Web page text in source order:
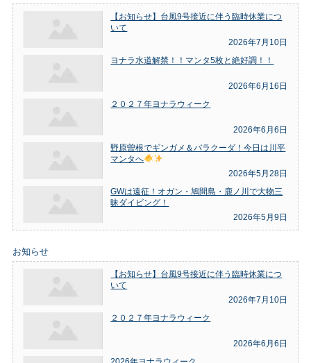
【お知らせ】台風9号接近に伴う臨時休業につ
いて
2026年7月10日
ヨナラ水道解禁！！マンタ5枚と絶好調！！
2026年6月16日
２０２７年ヨナラウィーク
2026年6月6日
野原曽根でギンガメ＆バラクーダ！今日は川平
マンタへ
2026年5月28日
GWは遠征！オガン・鳩間島・鹿ノ川で大物三
昧ダイビング！
2026年5月9日
お知らせ
【お知らせ】台風9号接近に伴う臨時休業につ
いて
2026年7月10日
２０２７年ヨナラウィーク
2026年6月6日